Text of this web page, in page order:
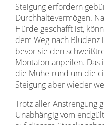
Steigung erfordern
Durchhaltevermögen.
Hürde geschafft ist,
dem Weg nach
bevor sie den
Montafon anpeilen. Das
die Mühe rund um die
Steigung aber wieder
Trotz aller Anstrengung
Unabhängig vom